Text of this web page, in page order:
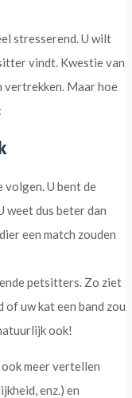
stresserend. U wilt
vindt. Kwestie van
vertrekken. Maar hoe
volgen. U bent de
weet dus beter dan
een match zouden
petsitters. Zo ziet
uw kat een band zou
ook!
ook meer vertellen
enz.) en